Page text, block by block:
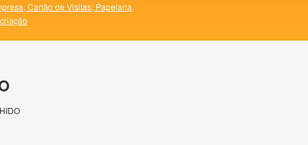
Cartão de Visitas, Papelaria,